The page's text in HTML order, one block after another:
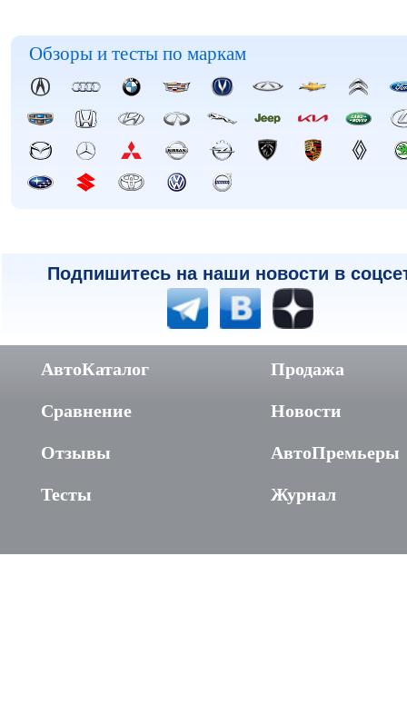
Обзоры и тесты по маркам
Подпишитесь на наши новости в
АвтоКаталог
Сравнение
Отзывы
Тесты
Продажа
Новости
АвтоПремьеры
Журнал